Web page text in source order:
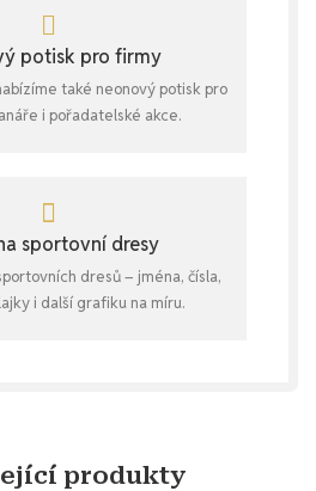
potisk pro firmy
také neonový potisk pro
i pořadatelské akce.
sportovní dresy
dresů – jména, čísla,
i další grafiku na míru.
produkty